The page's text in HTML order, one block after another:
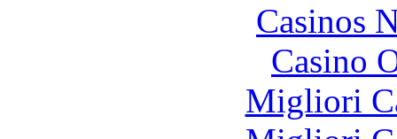
Casinos
Casino
Migliori